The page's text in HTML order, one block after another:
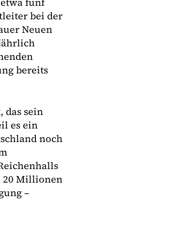
bei der
Neuen
bereits
das sein
es ein
noch
20 Millionen
–